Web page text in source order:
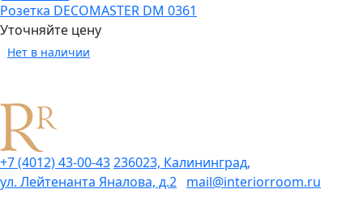
Розетка DECOMASTER DM 0361
Уточняйте цену
Нет в наличии
+7 (4012) 43-00-43236023, Калининград,
ул. Лейтенанта Яналова, д.2 mail@interiorroom.ru